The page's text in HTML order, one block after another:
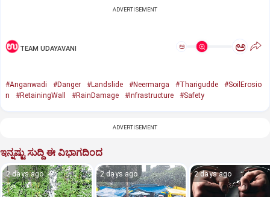
ADVERTISEMENT
TEAM UDAYAVANI ಅ ಅ
#Anganwadi #Danger #Landslide #Neermarga #Tharigudde
#SoilErosio
n
#RetainingWall #RainDamage #Infrastructure #Safety
ADVERTISEMENT
ಇನ್ನಷ್ಟು ಸುದ್ದಿ ಈ ವಿಭಾಗದಿಂದ
2 days ago 2 days ago 2 days ago